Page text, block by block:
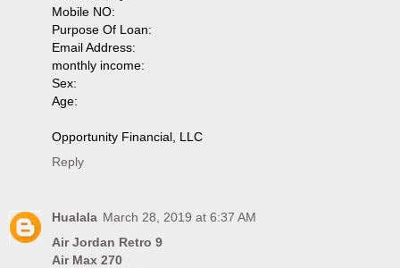
Mobile NO:
Purpose Of Loan:
Email Address:
monthly income:
Sex:
Age:
Opportunity Financial, LLC
Reply
Hualala March 28, 2019 at 6:37 AM
Air Jordan Retro 9
Air Max 270